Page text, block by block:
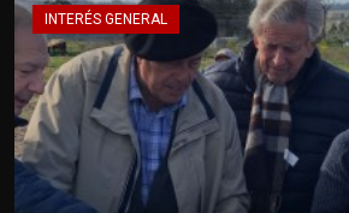
INTERÉS GENERAL